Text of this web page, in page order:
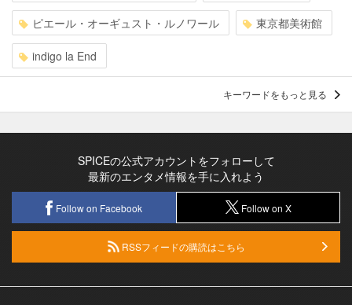
ピエール・オーギュスト・ルノワール 東京都美術館
indigo la End
キーワードをもっと見る
SPICEの公式アカウントをフォローして
最新のエンタメ情報を手に入れよう
Follow on Facebook Follow on X
RSSフィードの購読はこちら